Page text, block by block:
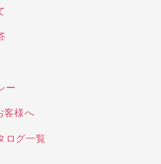
ー
客様へ
ログ一覧